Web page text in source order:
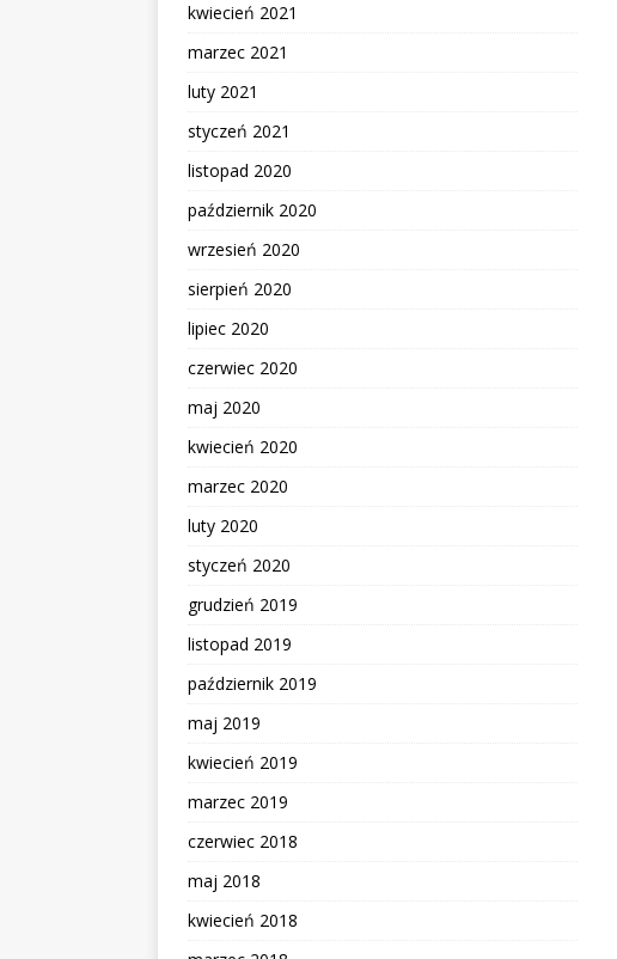
kwiecień 2021
marzec 2021
luty 2021
styczeń 2021
listopad 2020
październik 2020
wrzesień 2020
sierpień 2020
lipiec 2020
czerwiec 2020
maj 2020
kwiecień 2020
marzec 2020
luty 2020
styczeń 2020
grudzień 2019
listopad 2019
październik 2019
maj 2019
kwiecień 2019
marzec 2019
czerwiec 2018
maj 2018
kwiecień 2018